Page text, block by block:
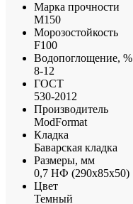
Марка прочности
М150
Морозостойкость
F100
Водопоглощение, %
8-12
ГОСТ
530-2012
Производитель
ModFormat
Кладка
Баварская кладка
Размеры, мм
0,7 НФ (290х85х50)
Цвет
Темный